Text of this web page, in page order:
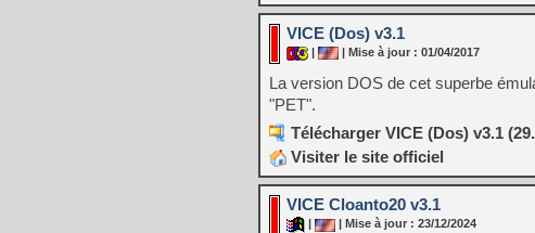
VICE (Dos) v3.1
| Mise à jour : 01/04/2017
La version DOS de cet superbe
"PET".
Télécharger VICE (Dos) v3.1
Visiter le site officiel
VICE Cloanto20 v3.1
| Mise à jour : 23/12/2024